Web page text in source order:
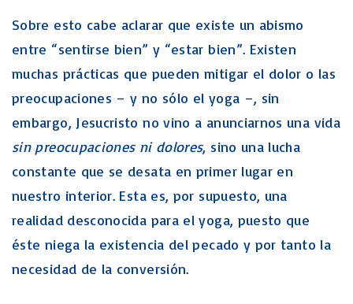
Sobre esto cabe aclarar que existe un abismo
entre “sentirse bien” y “estar bien”. Existen
muchas prácticas que pueden mitigar el dolor o las
preocupaciones – y no sólo el yoga –, sin
embargo, Jesucristo no vino a anunciarnos una vida
sin preocupaciones ni dolores, sino una lucha
constante que se desata en primer lugar en
nuestro interior. Esta es, por supuesto, una
realidad desconocida para el yoga, puesto que
éste niega la existencia del pecado y por tanto la
necesidad de la conversión.